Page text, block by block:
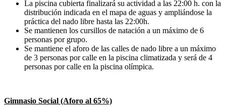
La piscina cubierta finalizará su actividad a las 22:00 h. con la
distribución indicada en el mapa de aguas y ampliándose la
práctica del nado libre hasta las 22:00h.
Se mantienen los cursillos de natación a un máximo de 6
personas por grupo.
Se mantiene el aforo de las calles de nado libre a un máximo
de 3 personas por calle en la piscina climatizada y será de 4
personas por calle en la piscina olímpica.
Gimnasio Social (Aforo al 65%)